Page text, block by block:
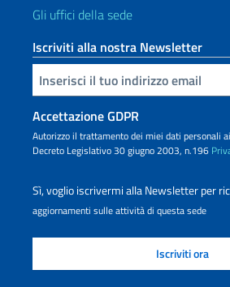
Gli uffici della sede
Iscriviti alla nostra Newsletter
Inserisci la tua email
Accettazione GDPR
Autorizzo il trattamento dei miei dati personali
Decreto Legislativo 30 giugno 2003, n.196
Sì, voglio iscrivermi alla Newsletter per
aggiornamenti sulle attività di questa sede